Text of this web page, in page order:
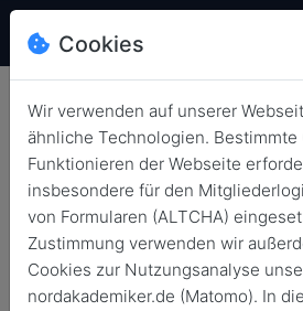
22767
ConNAKt |
Cookies
Wir verwenden auf unserer
ähnliche Technologien.
Funktionieren der Webseite
insbesondere für den
von Formularen (ALTCHA)
Zustimmung verwenden wir
Cookies zur Nutzungsanalyse
nordakademiker.de (Matomo). In